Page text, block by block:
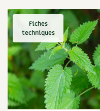
Nourriture
Nuisibles
Numérique
Nutriments
Observation
Œuf
Oignon
Oiseaux
Olivier
Fiches
techniques